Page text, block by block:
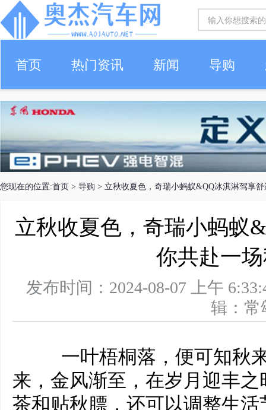
首页 热门资讯 新闻 导购
您现在的位置:首页 > 导购 > 立秋收夏色，奇瑞小蚂蚁&QQ冰淇淋驾享
立秋收夏色，奇瑞小蚂蚁
你共赴一
发布时间：2024-08-07 上午
辑：
一叶梧桐落，便可知秋
来，金风渐至，在岁月迎丰
茶和贴秋膘，还可以调整生